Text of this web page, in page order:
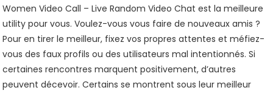
Women Video Call – Live Random Video Chat est la meilleure
utility pour vous. Voulez-vous vous faire de nouveaux amis ?
Pour en tirer le meilleur, fixez vos propres attentes et méfiez-
vous des faux profils ou des utilisateurs mal intentionnés. Si
certaines rencontres marquent positivement, d’autres
peuvent décevoir. Certains se montrent sous leur meilleur